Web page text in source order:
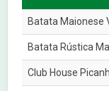
Batata Maionese
Batata Rústica
Club House